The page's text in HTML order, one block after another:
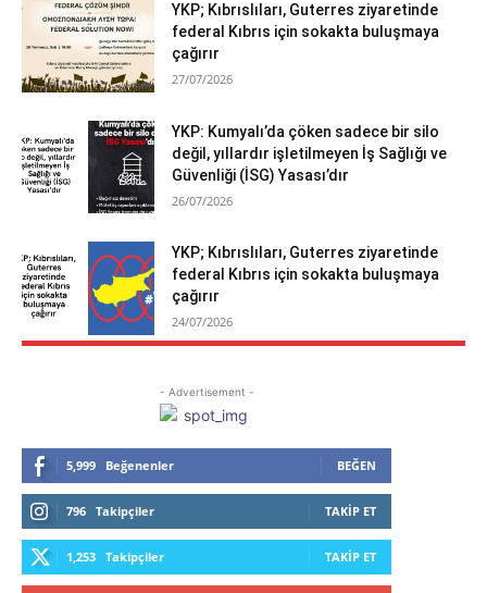
YKP; Kıbrıslıları, Guterres ziyaretinde
federal Kıbrıs için sokakta buluşmaya
çağırır
27/07/2026
YKP: Kumyalı’da çöken sadece bir silo
değil, yıllardır işletilmeyen İş Sağlığı ve
Güvenliği (İSG) Yasası’dır
26/07/2026
YKP; Kıbrıslıları, Guterres ziyaretinde
federal Kıbrıs için sokakta buluşmaya
çağırır
24/07/2026
- Advertisement -
5,999 Beğenenler BEĞEN
796 Takipçiler TAKIP ET
1,253 Takipçiler TAKIP ET